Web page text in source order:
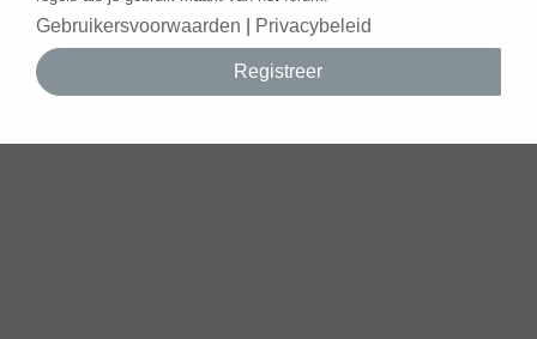
Gebruikersvoorwaarden Privacybeleid
Registreer